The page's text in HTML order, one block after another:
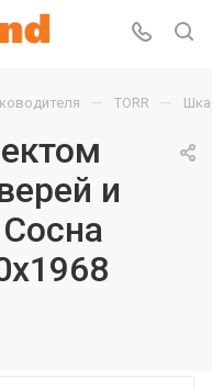
— TORR —
и